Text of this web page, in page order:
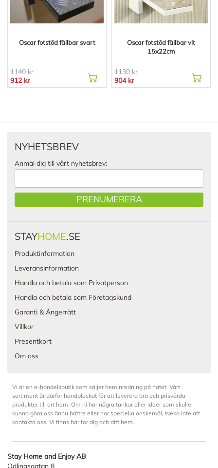
Oscar fotstöd fällbar svart
1140 kr
912 kr
Oscar fotstöd fällbar vit
15x22cm
1130 kr
904 kr
NYHETSBREV
Anmäl dig till vårt nyhetsbrev:
PRENUMERERA
STAYHOME.SE
Produktinformation
Leveransinformation
Handla och betala som Privatperson
Handla och betala som Företagskund
Garanti & Ångerrätt
Villkor
Presentkort
Om oss
Vi är en e-handelsbutik som säljer heminredning på nätet. Vårt
sortiment är därför handplockat för att leverera bra och prisvärda
produkter till ert hem. Om ni har några tankar eller ideér som skulle
kunna göra oss ännu bättre eller har speciella önskemål, tveka inte att
kontakta oss. Vi finns här för dig och ditt hem.
Stay Home and Enjoy AB
Odlingsgatan 8